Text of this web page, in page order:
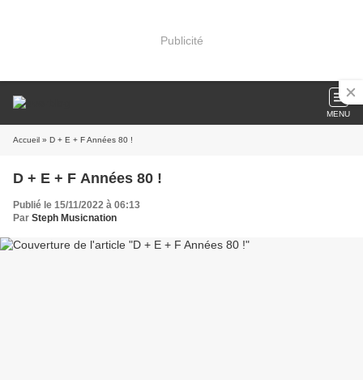
Publicité
MENU
Accueil » D + E + F Années 80 !
D + E + F Années 80 !
Publié le 15/11/2022 à 06:13
Par Steph Musicnation